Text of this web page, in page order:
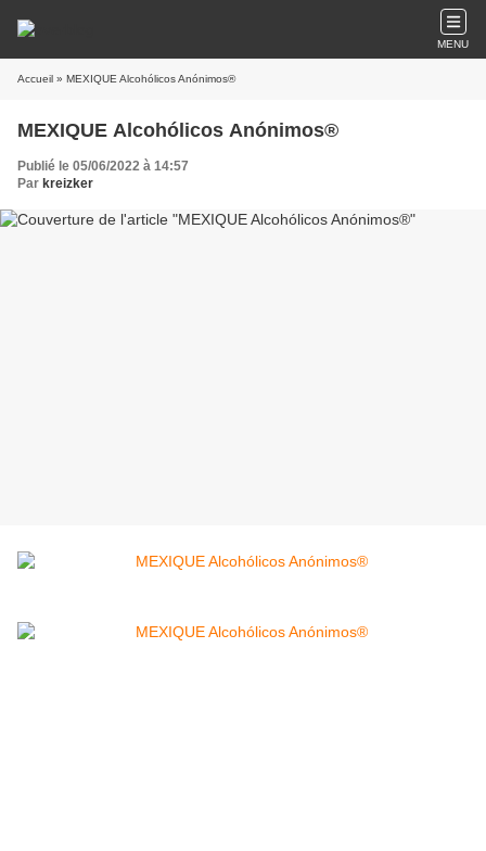
MENU
Accueil » MEXIQUE Alcohólicos Anónimos®
MEXIQUE Alcohólicos Anónimos®
Publié le 05/06/2022 à 14:57
Par kreizker